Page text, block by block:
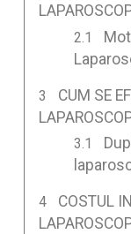
CUM SE
COSTUL